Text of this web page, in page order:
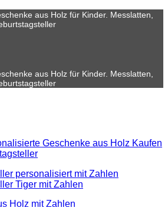
aus Holz für Kinder. Messlatten,
aus Holz für Kinder. Messlatten,
Geschenke aus Holz Kaufen